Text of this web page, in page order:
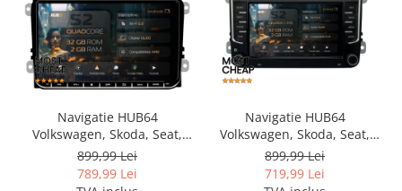
Navigatie HUB64
Volkswagen, Skoda, Seat,
2GB RAM, Android, GPS, Wi-
FI, Carplay, Android Auto,
USB, Bluetooth, Radio,
899,99 Lei
789,99 Lei
Navigatie HUB64
Volkswagen, Skoda, Seat,
2GB RAM, Android, GPS, Wi-
FI, Carplay, Android Auto,
USB, Bluetooth, Radio,
899,99 Lei
719,99 Lei